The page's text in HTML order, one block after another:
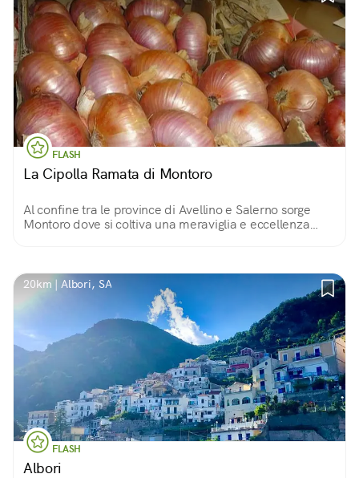
FLASH
La Cipolla Ramata di Montoro
Al confine tra le province di Avellino e Salerno sorge
Montoro dove si coltiva una meraviglia e eccellenza
20km | Albori, SA
FLASH
Albori